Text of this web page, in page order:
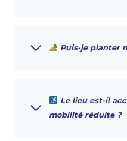
Puis-je planter
Le lieu est-il
mobilité réduite ?